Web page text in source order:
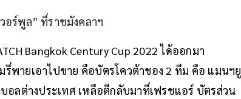
อร์พูล” ที่ราชมังคลาฯ
Bangkok Century Cup 2022 ได้ออกมา
พายเอาไปขาย คือบัตรโควต้าของ 2 ทีม คือ แมนฯยู​
ลต่างประเทศ เหลือตีกลับมาที่เฟรชแอร์​ บัตรส่วน